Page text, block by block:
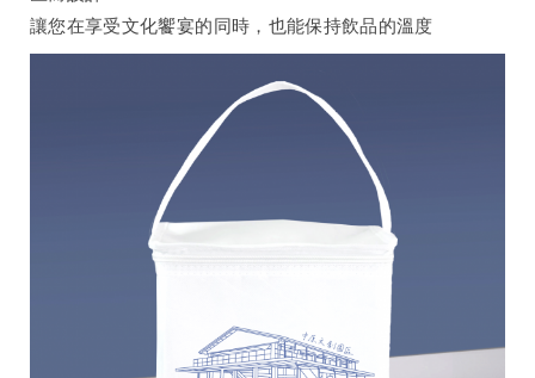
讓您在享受文化饗宴的同時，也能保持飲品的溫度